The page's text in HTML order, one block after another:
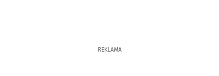
REKLAMA